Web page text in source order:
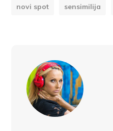
novi spot sensimilija